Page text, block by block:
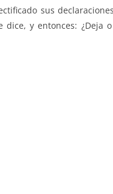
sus
y entonces: ¿Deja